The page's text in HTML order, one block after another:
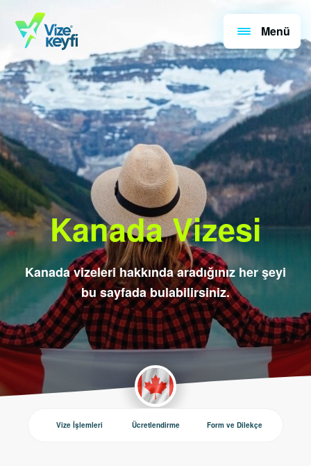
Menü
Kanada Vizesi
Kanada vizeleri hakkında aradığınız her şeyi
bu sayfada bulabilirsiniz.
Vize İşlemleri Ücretlendirme Form ve Dilekçe